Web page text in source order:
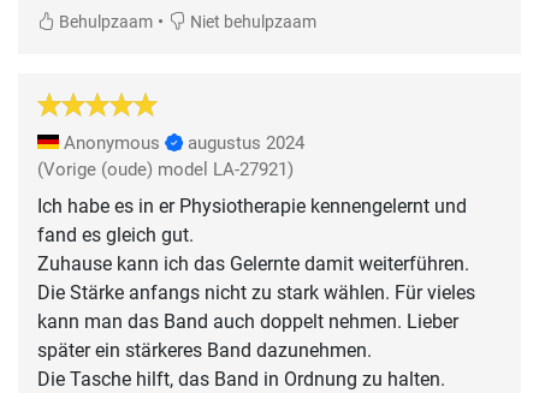
Behulpzaam • Niet behulpzaam
Anonymous
augustus 2024
(Vorige (oude) model LA-27921)
Ich habe es in er Physiotherapie kennengelernt und
fand es gleich gut.
Zuhause kann ich das Gelernte damit weiterführen.
Die Stärke anfangs nicht zu stark wählen. Für vieles
kann man das Band auch doppelt nehmen. Lieber
später ein stärkeres Band dazunehmen.
Die Tasche hilft, das Band in Ordnung zu halten.